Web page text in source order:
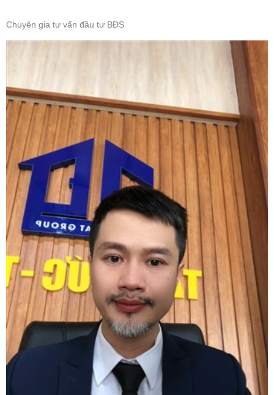
Chuyên gia tư vấn đầu tư BĐS